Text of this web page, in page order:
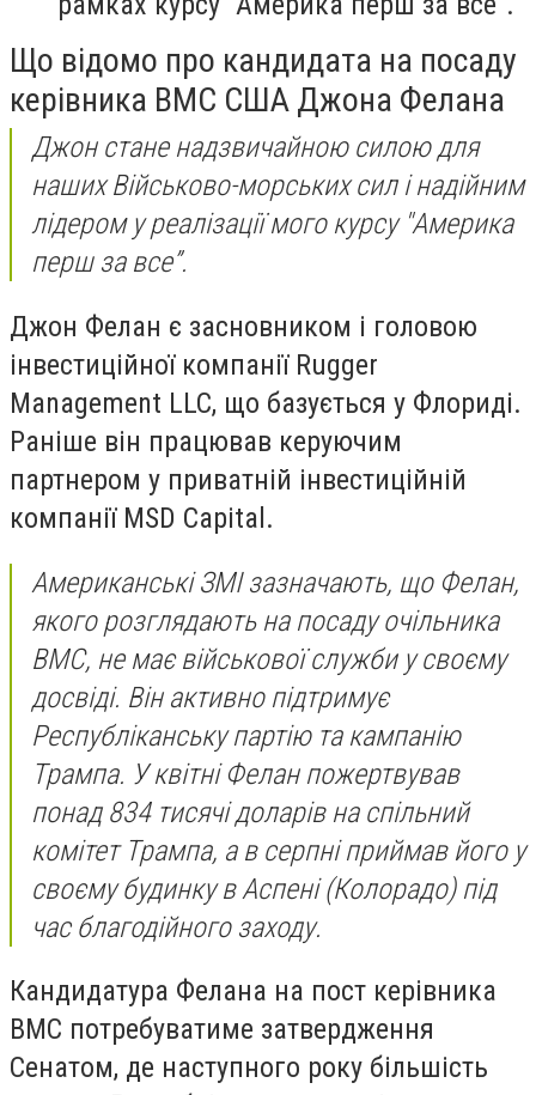
Що відомо про кандидата на посаду
керівника ВМС США Джона Фелана
Джон стане надзвичайною силою для
наших Військово-морських сил і надійним
лідером у реалізації мого курсу "Америка
перш за все”.
Джон Фелан є засновником і головою
інвестиційної компанії Rugger
Management LLC, що базується у Флориді.
Раніше він працював керуючим
партнером у приватній інвестиційній
компанії MSD Capital.
Американські ЗМІ зазначають, що Фелан,
якого розглядають на посаду очільника
ВМС, не має військової служби у своєму
досвіді. Він активно підтримує
Республіканську партію та кампанію
Трампа. У квітні Фелан пожертвував
понад 834 тисячі доларів на спільний
комітет Трампа, а в серпні приймав його у
своєму будинку в Аспені (Колорадо) під
час благодійного заходу.
Кандидатура Фелана на пост керівника
ВМС потребуватиме затвердження
Сенатом, де наступного року більшість